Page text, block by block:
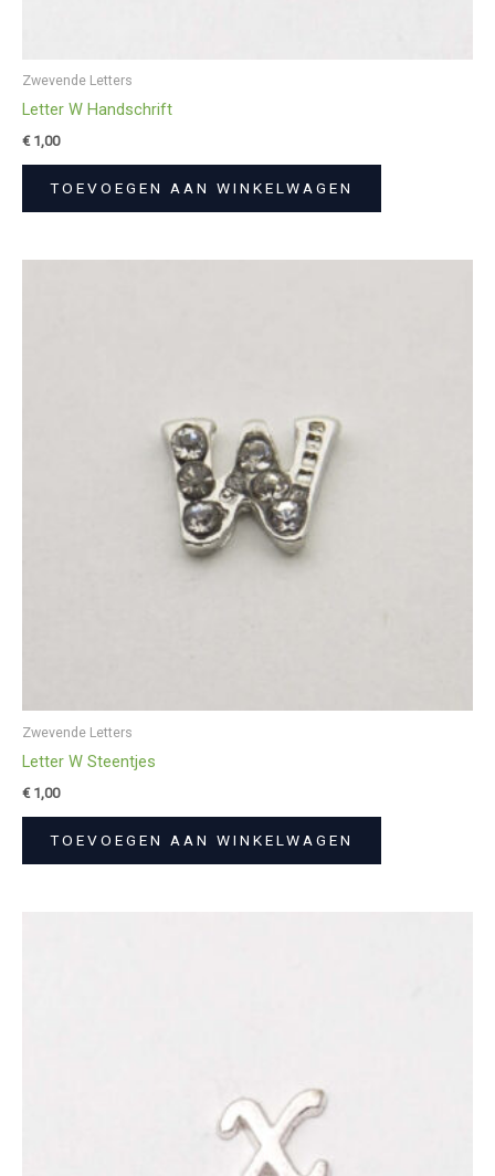
Zwevende Letters
Letter W Handschrift
€1,00
TOEVOEGEN AAN WINKELWAGEN
Zwevende Letters
Letter W Steentjes
€1,00
TOEVOEGEN AAN WINKELWAGEN